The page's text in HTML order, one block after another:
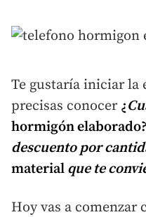
Te gustaría iniciar
precisas conocer ¿
hormigón elaborado?
descuento por
material que te
Hoy vas a comenzar